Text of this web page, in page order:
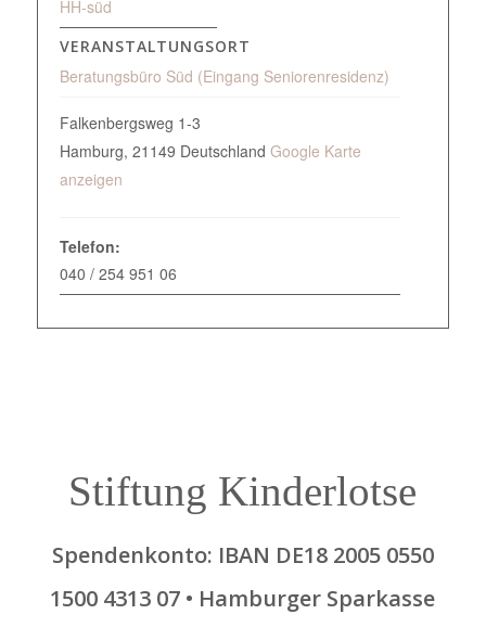
HH-süd
VERANSTALTUNGSORT
Beratungsbüro Süd (Eingang Seniorenresidenz)
Falkenbergsweg 1-3
Hamburg, 21149 Deutschland Google Karte
anzeigen
Telefon:
040 / 254 951 06
Stiftung Kinderlotse
Spendenkonto: IBAN DE18 2005 0550
1500 4313 07 • Hamburger Sparkasse